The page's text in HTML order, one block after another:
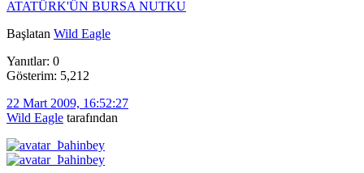
ATATÜRK'ÜN BURSA NUTKU
Başlatan Wild Eagle
Yanıtlar: 0
Gösterim: 5,212
22 Mart 2009, 16:52:27
Wild Eagle tarafından